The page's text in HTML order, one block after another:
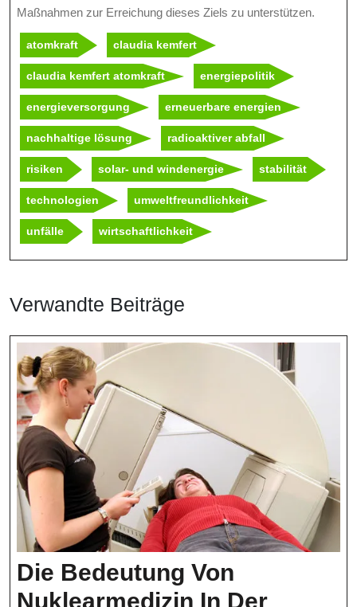
Maßnahmen zur Erreichung dieses Ziels zu unterstützen.
atomkraft claudia kemfert
claudia kemfert atomkraft energiepolitik
energieversorgung erneuerbare energien
nachhaltige lösung radioaktiver abfall
risiken solar- und windenergie stabilität
technologien umweltfreundlichkeit
unfälle wirtschaftlichkeit
Verwandte Beiträge
Die Bedeutung Von
Nuklearmedizin In Der